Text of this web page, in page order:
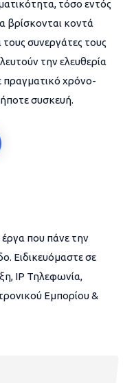
τόσο εντός
βρίσκονται κοντά
συνεργάτες τους
την ελευθερία
πραγματικό χρόνο-
συσκευή.
που πάνε την
Ειδικευόμαστε σε
IP Τηλεφωνία,
Εμπορίου &